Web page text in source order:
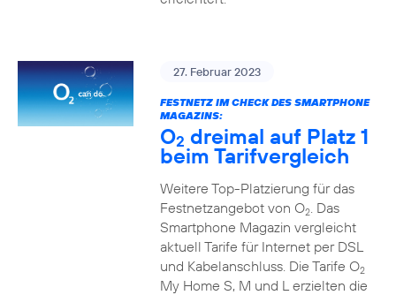
27. Februar 2023
FESTNETZ IM CHECK DES SMARTPHONE
MAGAZINS:
O2 dreimal auf Platz 1
beim Tarifvergleich
Weitere Top-Platzierung für das
Festnetzangebot von O2. Das
Smartphone Magazin vergleicht
aktuell Tarife für Internet per DSL
und Kabelanschluss. Die Tarife O2
My Home S, M und L erzielten die